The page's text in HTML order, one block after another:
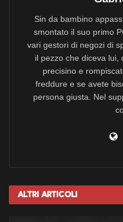
Sin da bambino
smontato il suo primo
vari gestori di negozi di
il pezzo che diceva lui,
precisino e
freddure e se avete
persona giusta. Nel
Altri Articoli